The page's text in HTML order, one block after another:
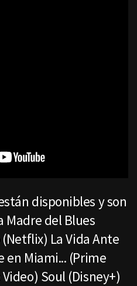
disponibles y son
Madre del Blues
La Vida Ante
en Miami... (Prime
Soul (Disney+)